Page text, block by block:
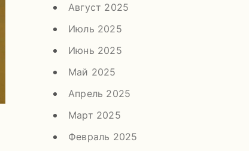
Август 2025
Июль 2025
Июнь 2025
Май 2025
Апрель 2025
Март 2025
Февраль 2025